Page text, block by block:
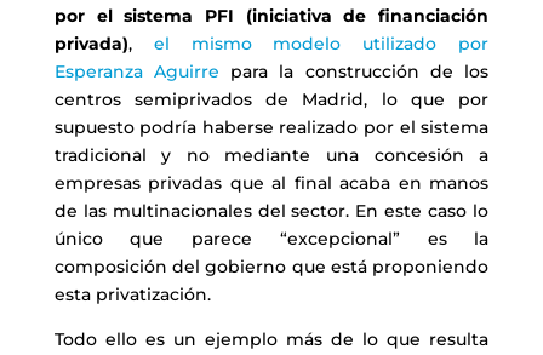
por el sistema PFI (iniciativa de financiación
privada), el mismo modelo utilizado por
Esperanza Aguirre para la construcción de los
centros semiprivados de Madrid, lo que por
supuesto podría haberse realizado por el sistema
tradicional y no mediante una concesión a
empresas privadas que al final acaba en manos
de las multinacionales del sector. En este caso lo
único que parece “excepcional” es la
composición del gobierno que está proponiendo
esta privatización.
Todo ello es un ejemplo más de lo que resulta